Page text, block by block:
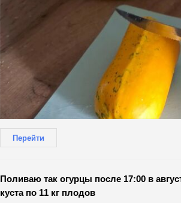
Перейти
Поливаю так огурцы после 17:00 в
куста по 11 кг плодов